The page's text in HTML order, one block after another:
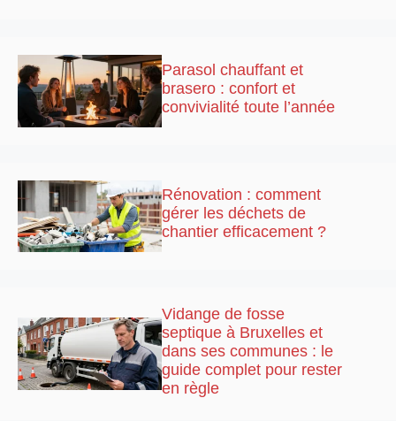
Parasol chauffant et
brasero : confort et
convivialité toute l’année
Rénovation : comment
gérer les déchets de
chantier efficacement ?
Vidange de fosse
septique à Bruxelles et
dans ses communes : le
guide complet pour rester
en règle